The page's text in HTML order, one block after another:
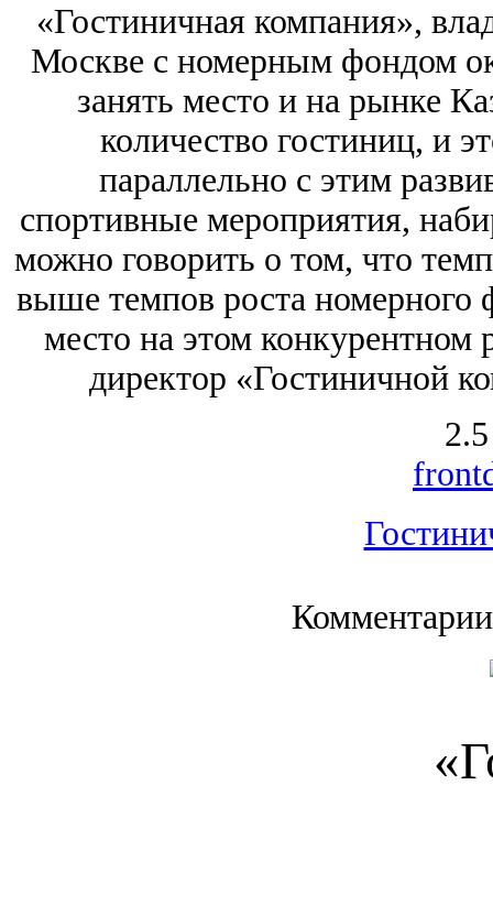
«Гостиничная компания»,
Москве с номерным фондом
занять место и на рынке
количество гостиниц, и
параллельно с этим
спортивные мероприятия,
можно говорить о том, что
выше темпов роста
место на этом
директор «Гостиничной